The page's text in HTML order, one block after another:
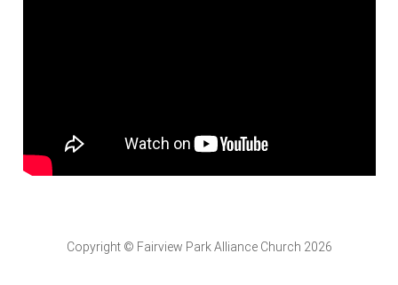
Copyright © Fairview Park Alliance Church 2026